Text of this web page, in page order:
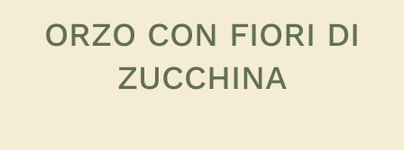
ORZO CON FIORI DI
ZUCCHINA